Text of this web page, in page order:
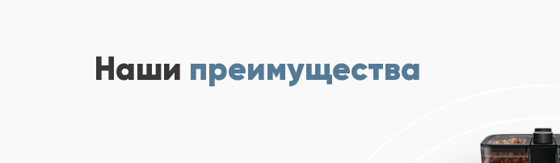
Наши преимущества